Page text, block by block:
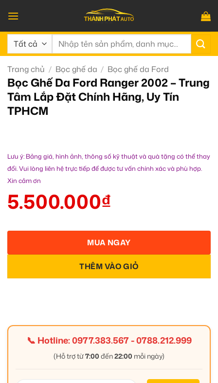
qua
nội
dung
Tìm
Trang chủ / Bọc ghế da / Bọc ghế da Ford
Bọc Ghế Da Ford Ranger 2002 – Trung
Tâm Lắp Đặt Chính Hãng, Uy Tín
TPHCM
Lưu ý: Bảng giá, hình ảnh, thông số kỹ thuật và quà tặng có thể thay
đổi. Vui lòng liên hệ trực tiếp để được tư vấn chính xác và phù hợp.
Xin cảm ơn
5.500.000₫
THÊM VÀO GIỎ
MUA NGAY
📞 Hotline:0977.383.567-0788.212.999
(Hỗ trợ từ7:00 đến22:00 mỗi ngày)